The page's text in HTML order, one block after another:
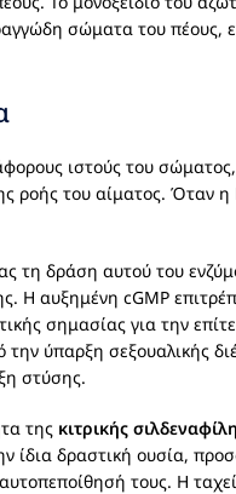
σώματα του πέους,
ιστούς του
ροής του αίματος. Όταν
τη δράση αυτού του
Η αυξημένη cGMP
σημασίας για την
την ύπαρξη σεξουαλικής
στύσης.
της κιτρικής
ίδια δραστική ουσία,
τους. Η